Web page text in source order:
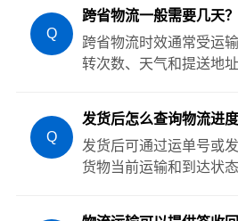
Q
跨省物流一般需要几天？
跨省物流时效通常受运
转次数、天气和提送地址
Q
发货后怎么查询物流进度
发货后可通过运单号或
货物当前运输和到达状态